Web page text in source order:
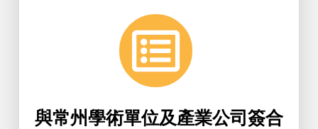
與常州學術單位及產業公司簽合
醫工系與常州大學生物醫學工程與健
康科學研究院、常州醫療器械產業研
究院有限公司簽合作協定。